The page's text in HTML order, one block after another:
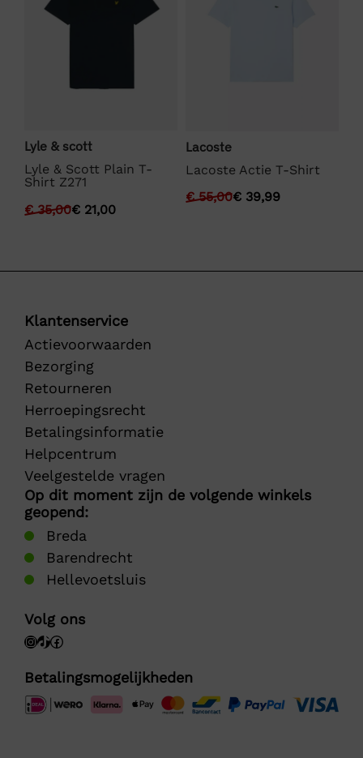
Lyle & scott
Lyle & Scott Plain T-
Shirt Z271
€35,00€ 21,00
Lacoste
Lacoste Actie T-Shirt
€55,00€ 39,99
Klantenservice
Actievoorwaarden
Bezorging
Retourneren
Herroepingsrecht
Betalingsinformatie
Helpcentrum
Veelgestelde vragen
Op dit moment zijn de volgende winkels
geopend:
Breda
Barendrecht
Hellevoetsluis
Volg ons
Betalingsmogelijkheden